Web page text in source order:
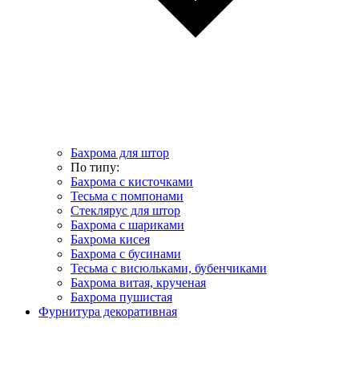
Бахрома для штор
По типу:
Бахрома с кисточками
Тесьма с помпонами
Стеклярус для штор
Бахрома с шариками
Бахрома кисея
Бахрома с бусинами
Тесьма с висюльками, бубенчиками
Бахрома витая, крученая
Бахрома пушистая
Фурнитура декоративная